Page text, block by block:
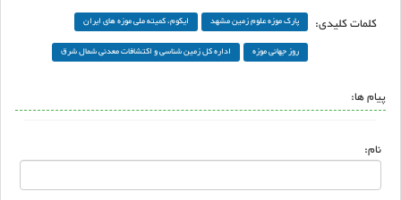
کلمات کلیدی:
پارک موزه علوم زمین مشهد
ایکوم، کمیته ملی موزه های ایران
روز جهانی موزه
اداره کل زمین شناسی و اکتشافات معدنی شمال شرق
پیام ها:
نام: